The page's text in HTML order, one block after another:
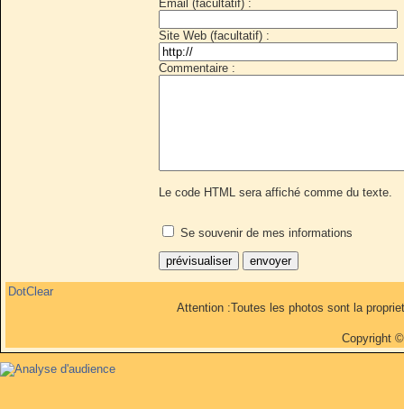
Email (facultatif) :
Site Web (facultatif) :
Commentaire :
Le code HTML sera affiché comme du texte.
Se souvenir de mes informations
DotClear
Attention :Toutes les photos sont la
Copyright